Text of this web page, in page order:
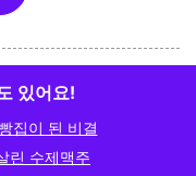
있어요!
집이 된 비결
린 수제맥주